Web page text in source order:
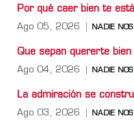
Por qué caer bien te
Ago 05, 2026 NADIE
Que sepan quererte bien
Ago 04, 2026 NADIE
La admiración se
Ago 03, 2026 NADIE